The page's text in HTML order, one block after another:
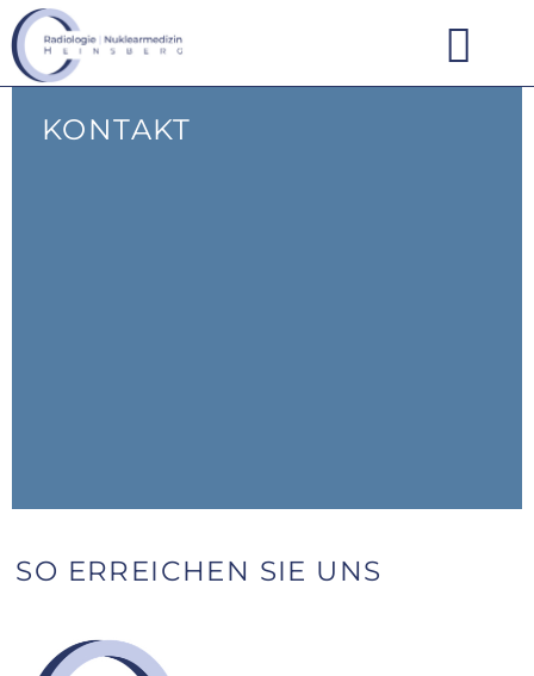
KONTAKT
SO ERREICHEN SIE UNS